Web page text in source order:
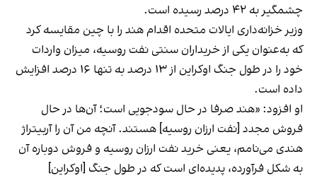
چشمگیر به ۴۲ درصد رسیده است.
وزیر خزانه‌داری ایالات متحده اقدام هند را با چین مقایسه کرد
که به‌عنوان یکی از خریداران سنتی نفت روسیه، میزان واردات
خود را در طول جنگ اوکراین از ۱۳ درصد به تنها ۱۶ درصد افزایش
داده است.
او افزود: «هند صرفا در حال سودجویی است؛ آن‌ها در حال
فروش مجدد [نفت ارزان روسیه] هستند. آنچه من آن را آربیتراژ
هندی می‌نامم، یعنی خرید نفت ارزان روسیه و فروش دوباره آن
به شکل فرآورده، پدیده‌ای است که در طول جنگ [اوکراین]